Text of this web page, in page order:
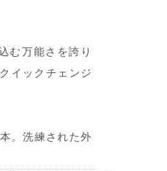
む万能さを誇り
イックチェンジ
。洗練された外